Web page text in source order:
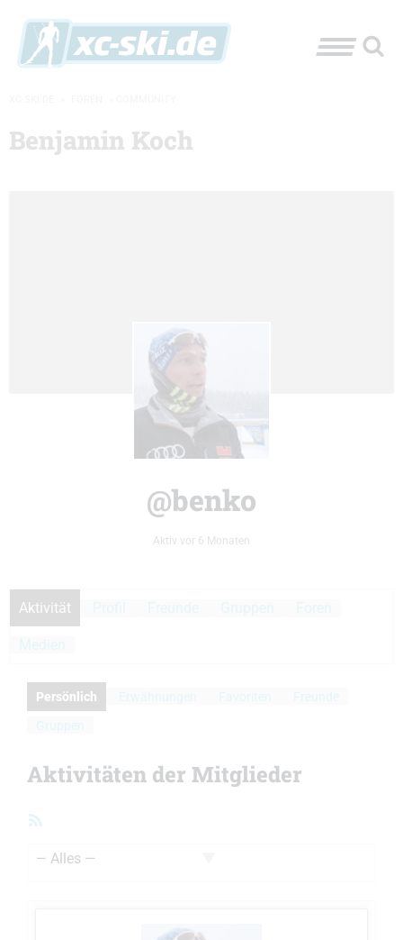
Benjamin Koch
@benko
Aktiv vor 6 Monaten
Aktivität
Persönlich
Aktivitäten der Mitglieder